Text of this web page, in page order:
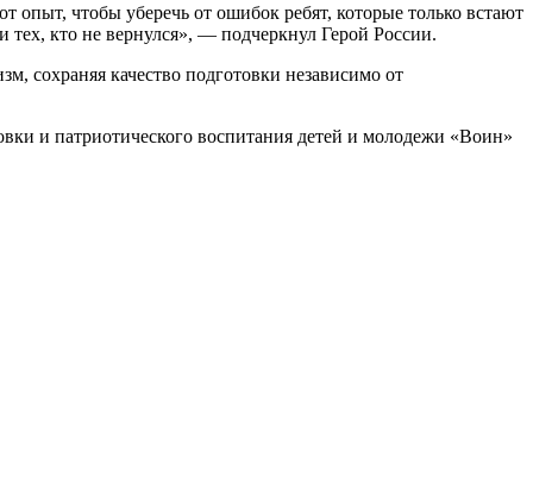
чтобы уберечь от ошибок ребят, которые только встают
тех, кто не вернулся», — подчеркнул Герой России.
сохраняя качество подготовки независимо от
и патриотического воспитания детей и молодежи «Воин»